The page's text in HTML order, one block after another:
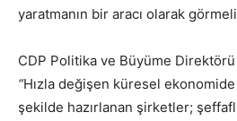
yaratmanın bir aracı olarak
CDP Politika ve Büyüme Direktörü
“Hızla değişen küresel
şekilde hazırlanan şirketler;